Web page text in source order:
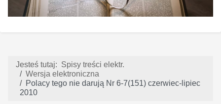
Jesteś tutaj: Spisy treści elektr.
Wersja elektroniczna
Polacy tego nie darują Nr 6-7(151) czerwiec-lipiec
2010